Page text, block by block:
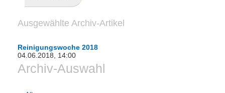
Ausgewählte Archiv-Artikel
Reinigungswoche 2018
04.06.2018, 14:00
Archiv-Auswahl